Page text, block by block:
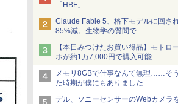
「HBF」
Claude Fable 5、格下モデルに回さ
85%減。生物学の質問で
【本日みつけたお買い得品】モトロ
ホが約1万7,000円で購入可能
メモリ8GBで仕事なんて無理……そ
た時期が僕にもありました
デル、ソニーセンサーのWebカメラ